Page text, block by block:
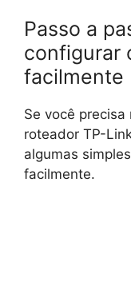
Passo a
configurar
facilmente
Se você
roteador TP-
algumas
facilmente.